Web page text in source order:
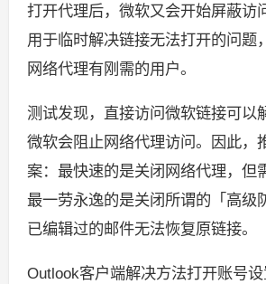
打开代理后，微软又会开始屏蔽访
用于临时解决链接无法打开的问题
网络代理有刚需的用户。
测试发现，直接访问微软链接可以
微软会阻止网络代理访问。因此，
案：最快速的是关闭网络代理，但
最一劳永逸的是关闭所谓的「高级
已编辑过的邮件无法恢复原链接。
Outlook客户端解决方法打开账号